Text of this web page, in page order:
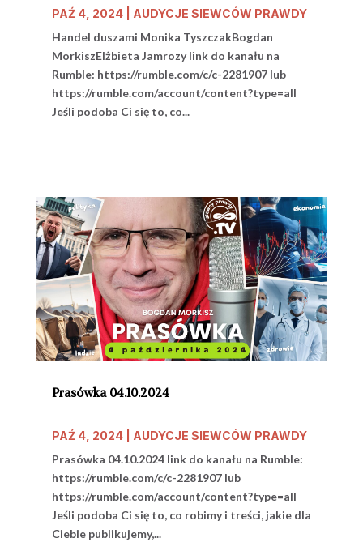
PAŹ 4, 2024| AUDYCJE SIEWCÓW PRAWDY
Handel duszami Monika TyszczakBogdan
MorkiszElżbieta Jamrozy link do kanału na
Rumble: https://rumble.com/c/c-2281907 lub
https://rumble.com/account/content?type=all
Jeśli podoba Ci się to, co...
Prasówka 04.10.2024
PAŹ 4, 2024| AUDYCJE SIEWCÓW PRAWDY
Prasówka 04.10.2024 link do kanału na Rumble:
https://rumble.com/c/c-2281907 lub
https://rumble.com/account/content?type=all
Jeśli podoba Ci się to, co robimy i treści, jakie dla
Ciebie publikujemy,...